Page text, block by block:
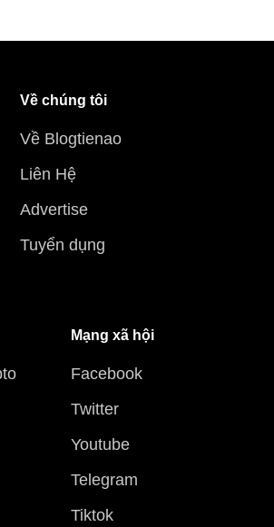
Về chúng tôi
Về Blogtienao
Liên Hệ
Advertise
Tuyển dụng
Mạng xã hội
Facebook
Twitter
Youtube
Telegram
Tiktok